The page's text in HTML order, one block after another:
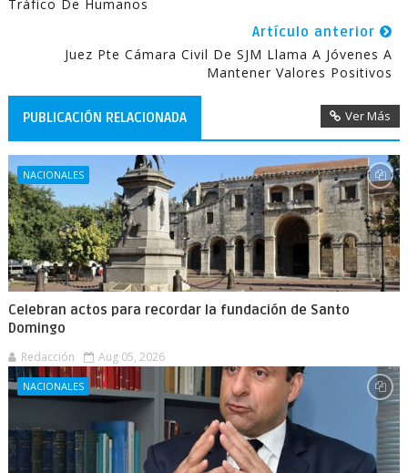
Tráfico De Humanos
Artículo anterior
Juez Pte Cámara Civil De SJM Llama A Jóvenes A
Mantener Valores Positivos
PUBLICACIÓN RELACIONADA Ver Más
NACIONALES
Celebran actos para recordar la fundación de Santo
Domingo
Redacción Aug 05, 2026
NACIONALES